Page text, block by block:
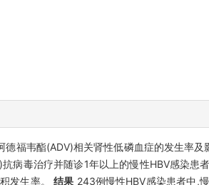
福韦酯(ADV)相关肾性低磷血症的发生率及
病毒治疗并随诊1年以上的慢性HBV感染
发生率。结果 243例慢性HBV感染患者中,